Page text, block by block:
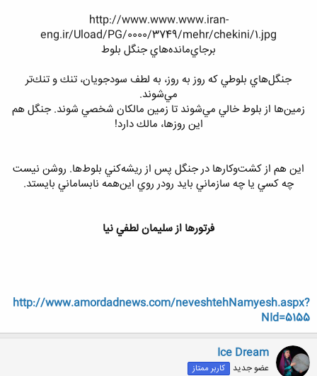
http://www.www.www.iran-
eng.ir/Uload/PG/0000/3749/mehr/chekini/1.jpg
برجاي‌مانده‌هاي جنگل بلوط
جنگل‌هاي بلوطي كه روز به روز، به لطف سودجويان، تنك و تنك‌تر
مي‌شوند.
زمين‌ها از بلوط خالي مي‌شوند تا زمين مالكان شخصي شوند. جنگل هم
اين روزها، مالك دارد!
اين هم از كشت‌و‌كارها در جنگل پس از ريشه‌كني بلوط‌ها. روشن نيست
چه كسي يا چه سازماني بايد رودر روي اين‌همه نابساماني بايستد.
فرتورها از سليمان لطفي نيا
http://www.amordadnews.com/neveshtehNamyesh.aspx?
NId=5155
Ice Dream
عضو جدید کاربر ممتاز